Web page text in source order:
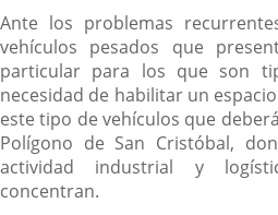
Ante los problemas
vehículos pesados que
particular para los que son
necesidad de habilitar un
este tipo de vehículos que
Polígono de San Cristóbal,
actividad industrial y
concentran.